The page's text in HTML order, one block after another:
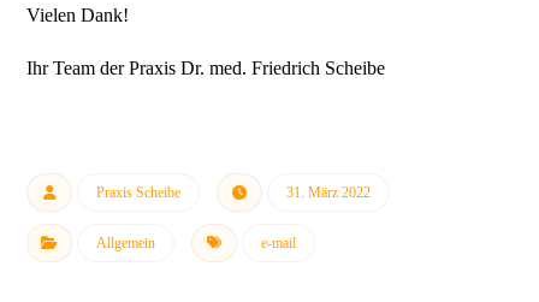
Vielen Dank!
Ihr Team der Praxis Dr. med. Friedrich Scheibe
Praxis Scheibe 31. März 2022
Allgemein e-mail